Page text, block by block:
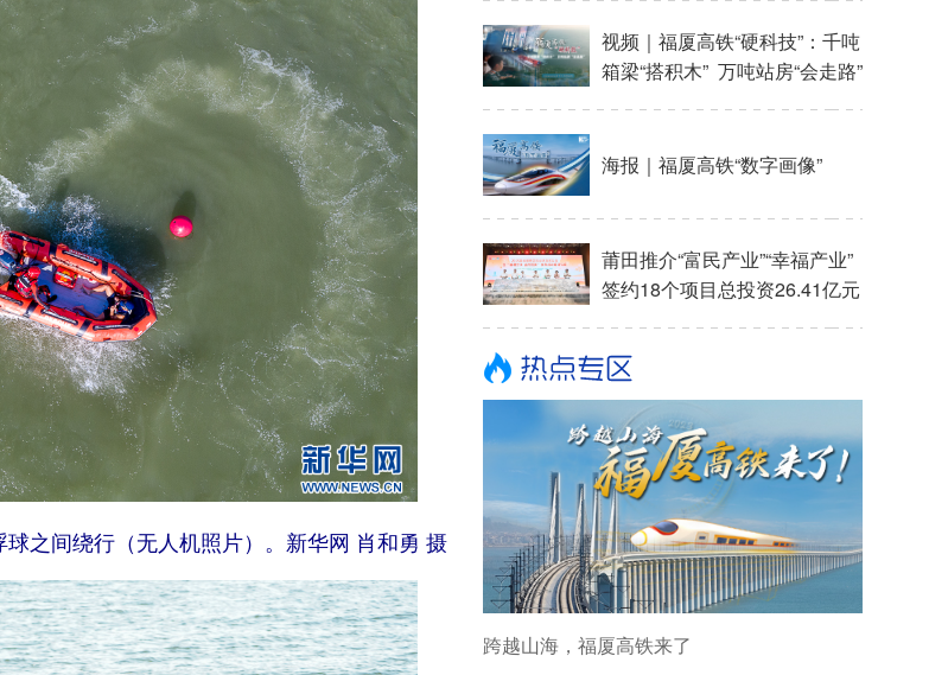
之间绕行（无人机照片）。新华网 肖和勇 摄
视频｜福厦高铁“硬科技”：千吨
箱梁“搭积木” 万吨站房“会走路”
海报｜福厦高铁“数字画像”
莆田推介“富民产业”“幸福产业”
签约18个项目总投资26.41亿元
跨越山海，福厦高铁来了